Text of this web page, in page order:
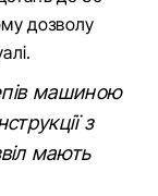
дозволу
машиною
з
мають